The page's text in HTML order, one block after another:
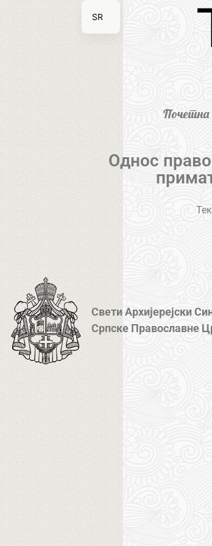
Почетна
Однос
Свети Архијерејски
Српске Православне
SR
EN